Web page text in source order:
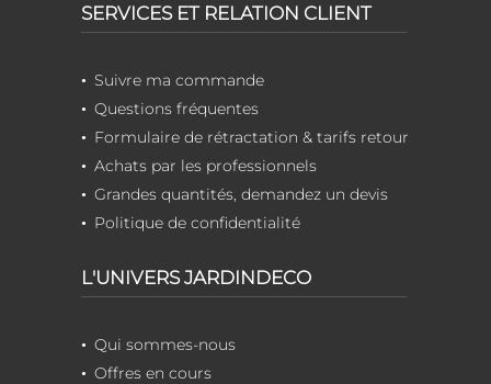
SERVICES ET RELATION CLIENT
Suivre ma commande
Questions fréquentes
Formulaire de rétractation & tarifs retour
Achats par les professionnels
Grandes quantités, demandez un devis
Politique de confidentialité
L'UNIVERS JARDINDECO
Qui sommes-nous
Offres en cours